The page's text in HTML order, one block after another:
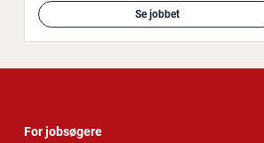
Se jobbet
For jobsøgere